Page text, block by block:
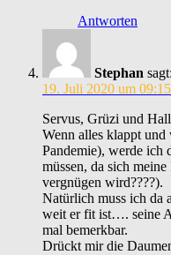
Antworten
Stephan sagt:
19. Juli 2020 um
Servus, Grüzi und
Wenn alles klappt
Pandemie), werde ich
müssen, da sich
vergnügen wird????).
Natürlich muss ich da
weit er fit ist…. seine
mal bemerkbar.
Drückt mir die